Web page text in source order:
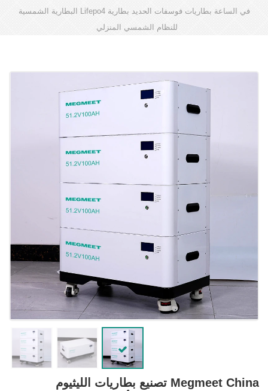
في الساعة بطاريات فوسفات الحديد بطارية Lifepo4 البطارية الشمسية
للنظام الشمسي المنزلي
Megmeet China تصنيع بطاريات الليثيوم